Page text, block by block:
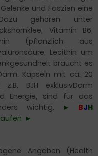
und Faszien eine
Dazu gehören unter
Vitamin B6,
(pflanzlich aus
Lecithin um
braucht es
Kapseln mit ca. 20
BJH exklusivDarm
Energie, sind für das
wichtig.
► BJH
►
Angaben (Health